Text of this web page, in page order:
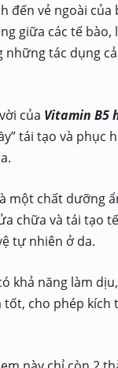
đến vẻ ngoài
giữa các tế
tác dụng
của Vitamin B5
tái tạo và
một chất dưỡng
chữa và tái tạo
tự nhiên ở da.
khả năng làm
tốt, cho phép